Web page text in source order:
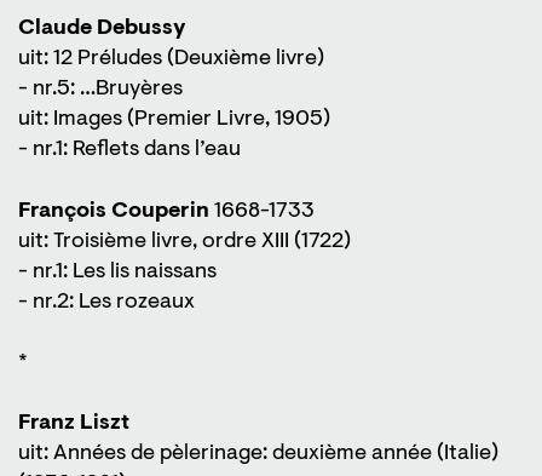
Claude Debussy
uit: 12 Préludes (Deuxième livre)
- nr.5: …Bruyères
uit: Images (Premier Livre, 1905)
- nr.1: Reflets dans l’eau
François Couperin 1668-1733
uit: Troisième livre, ordre XIII (1722)
- nr.1: Les lis naissans
- nr.2: Les rozeaux
*
Franz Liszt
uit: Années de pèlerinage: deuxième année (Italie)